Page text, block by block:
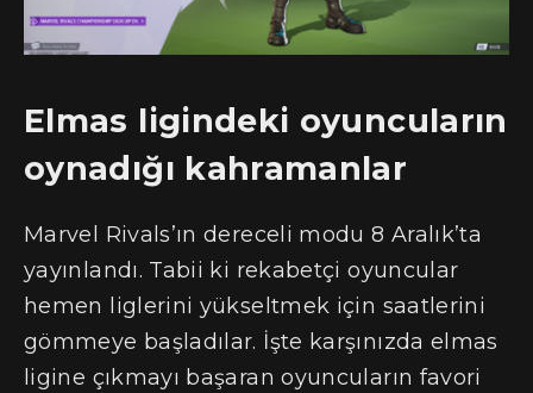
Elmas ligindeki oyuncuların
oynadığı kahramanlar
Marvel Rivals’ın dereceli modu 8 Aralık’ta
yayınlandı. Tabii ki rekabetçi oyuncular
hemen liglerini yükseltmek için saatlerini
gömmeye başladılar. İşte karşınızda elmas
ligine çıkmayı başaran oyuncuların favori